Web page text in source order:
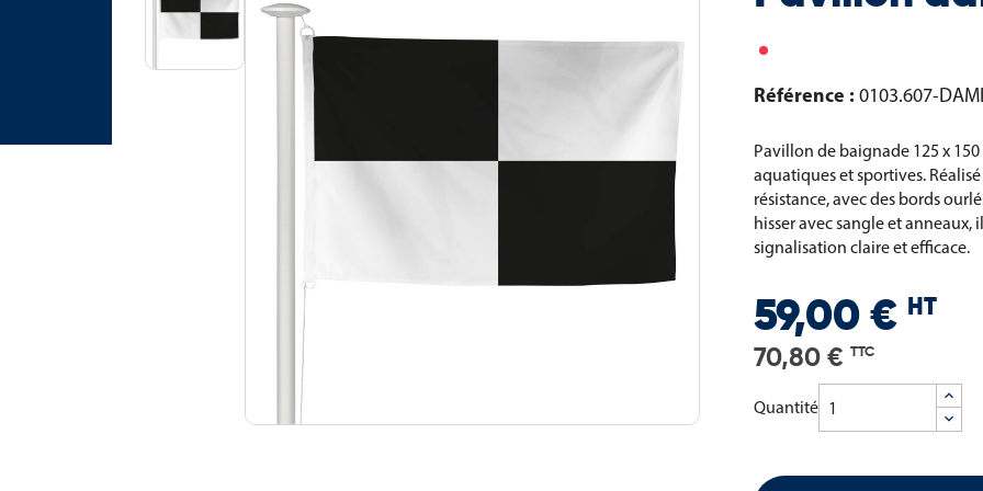
Référence : 0103.607-
Pavillon de baignade 125 x
aquatiques et sportives.
résistance, avec des bords
hisser avec sangle et anneaux,
signalisation claire et efficace.
59,00 € HT
70,80 € TTC
Quantité